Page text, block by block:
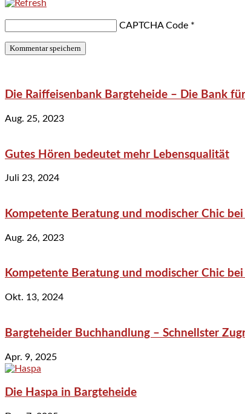
CAPTCHA Code *
Die Raiffeisenbank Bargteheide – Die Bank
Aug. 25, 2023
Gutes Hören bedeutet mehr Lebensqualität
Juli 23, 2024
Kompetente Beratung und modischer Chic
Aug. 26, 2023
Kompetente Beratung und modischer Chic
Okt. 13, 2024
Bargteheider Buchhandlung – Schnellster
Apr. 9, 2025
Die Haspa in Bargteheide